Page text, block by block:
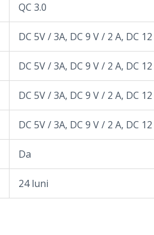
QC 3.0
DC 5V / 3A, DC 9 V / 2 A, DC
DC 5V / 3A, DC 9 V / 2 A, DC
DC 5V / 3A, DC 9 V / 2 A, DC
DC 5V / 3A, DC 9 V / 2 A, DC
Da
24 luni